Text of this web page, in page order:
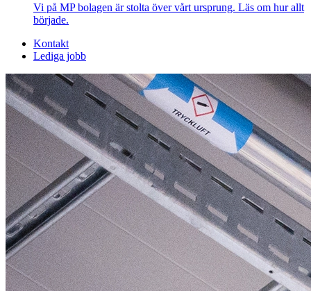
Vi på MP bolagen är stolta över vårt ursprung. Läs om hur allt
började.
Kontakt
Lediga jobb